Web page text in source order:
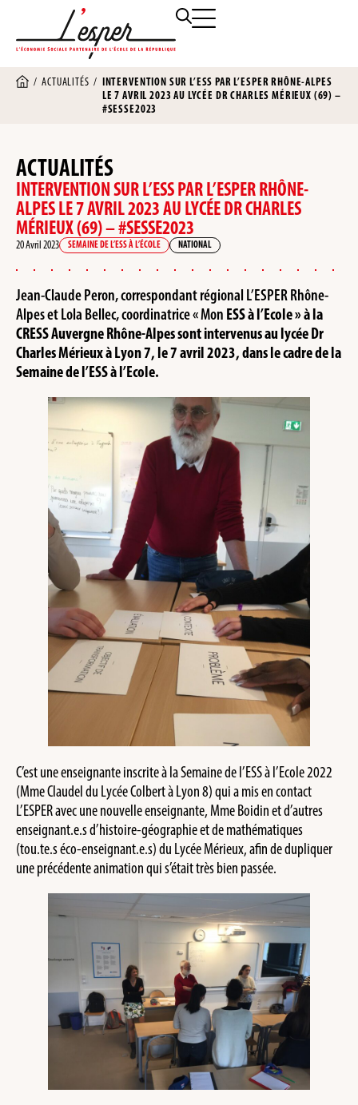
/ACTUALITÉS / INTERVENTION SUR L’ESS PAR L’ESPER RHÔNE-ALPES
LE 7 AVRIL 2023 AU LYCÉE DR CHARLES MÉRIEUX (69) –
#SESSE2023
ACTUALITÉS
INTERVENTION SUR L’ESS PAR L’ESPER RHÔNE-
ALPES LE 7 AVRIL 2023 AU LYCÉE DR CHARLES
MÉRIEUX (69) – #SESSE2023
20 Avril 2023 SEMAINE DE L’ESS À L’ÉCOLE NATIONAL
Jean-Claude Peron, correspondant régional L’ESPER Rhône-
Alpes et Lola Bellec, coordinatrice « Mon ESS à l’Ecole » à la
CRESS Auvergne Rhône-Alpes sont intervenus au lycée Dr
Charles Mérieux à Lyon 7, le 7 avril 2023, dans le cadre de la
Semaine de l’ESS à l’Ecole.
C’est une enseignante inscrite à la Semaine de l’ESS à l’Ecole 2022
(Mme Claudel du Lycée Colbert à Lyon 8) qui a mis en contact
L’ESPER avec une nouvelle enseignante, Mme Boidin et d’autres
enseignant.e.s d’histoire-géographie et de mathématiques
(tou.te.s éco-enseignant.e.s) du Lycée Mérieux, afin de dupliquer
une précédente animation qui s’était très bien passée.